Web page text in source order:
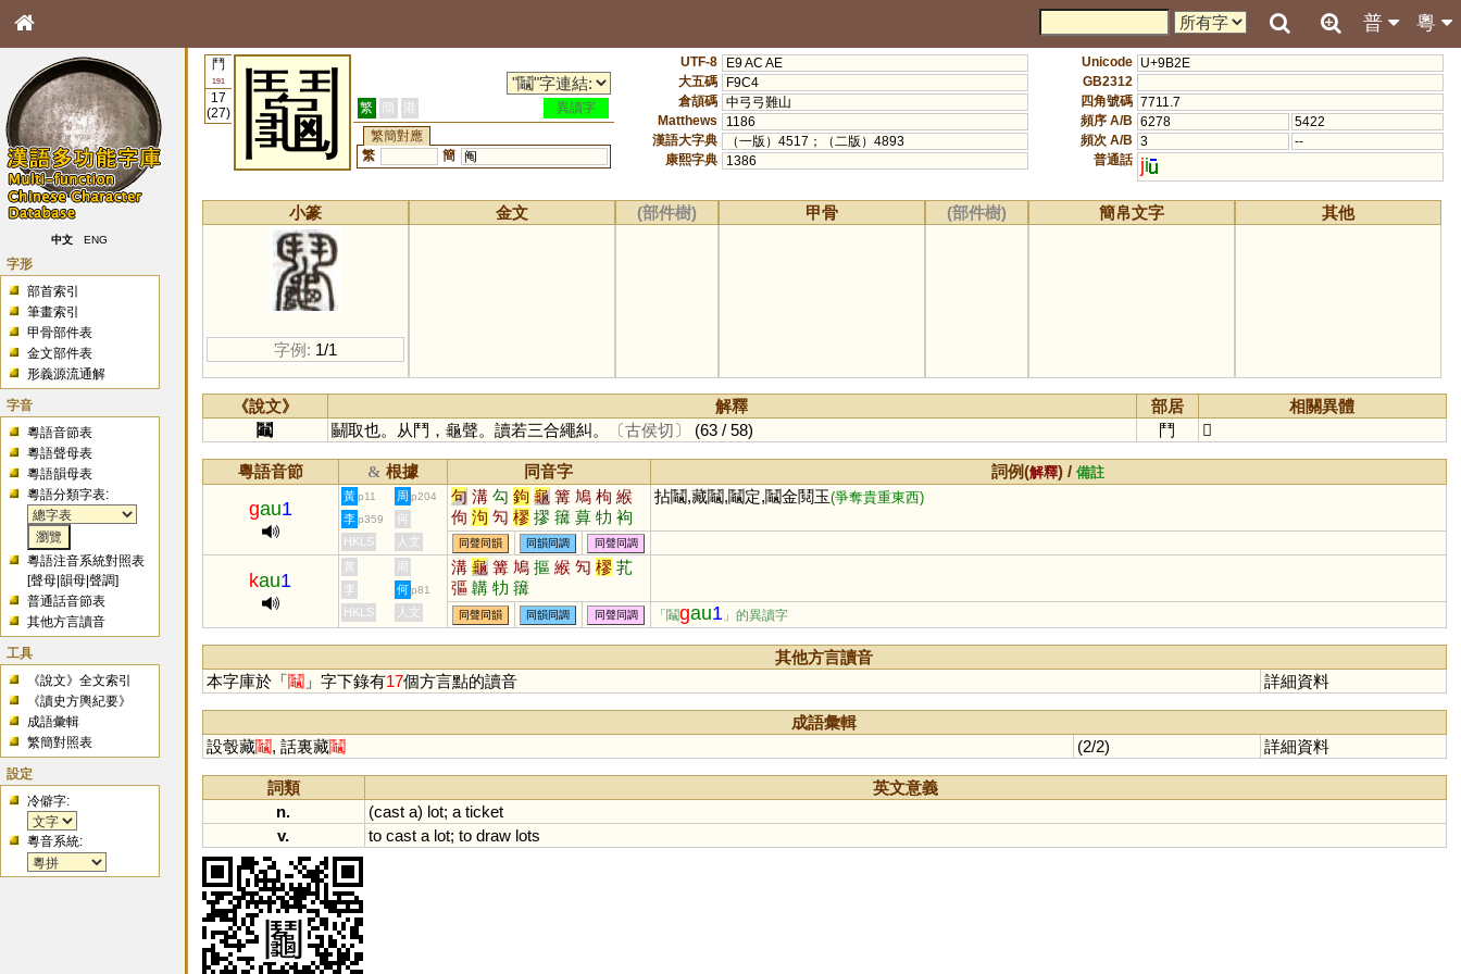
粵
普
中文 ENG
字形
部首索引
筆畫索引
甲骨部件表
金文部件表
形義源流通解
字音
粵語音節表
粵語聲母表
粵語韻母表
粵語分類字表:
粵語注音系統對照表
[聲母 |韻母 |聲調]
普通話音節表
其他方言讀音
工具
《說文》全文索引
《讀史方輿紀要》
成語彙輯
繁簡對照表
設定
冷僻字:
粵音系統:
鬥
191
17
(27)
鬮 繁 簡 港
異讀字
繁簡對應
繁
簡 阄
UTF-8
E9 AC AE
大五碼
F9C4
倉頡碼 中弓弓難山
Matthews
1186
漢語大字典
（一版）4517；（二版）4893
康熙字典
1386
Unicode U+9B2E
GB2312
四角號碼 7711.7
頻序 A/B 6278
5422
頻次 A/B 3
--
普通話 ji
小篆
字例: 1/1
金文 (部件樹) 甲骨 (部件樹) 簡帛文字 其他
《說文》 解釋 部居
相關異體
鬮
鬭取也。从鬥，龜聲。讀若三合繩糾。 〔古侯切〕 (63 / 58) 鬥 𨷺
粵語音節 & 根據 同音字 詞例(解釋) /備註
gau1
黃 p11 周 p204 句 溝 勾 鉤 龜 篝 鳩 枸 緱
佝 泃 勼 樛 摎 簼 萛 牞 袧
韝 朻
拈鬮,藏鬮,鬮定,鬮金鬩玉(爭奪貴重東西)
李 p359
何
HKLS
人文 同聲同韻 同韻同調 同聲同調
kau1
黃 周 溝 龜 篝 鳩 摳 緱 勼 樛 芤
彄 韝 牞 簼
李 何 p81
HKLS 人文 同聲同韻 同韻同調 同聲同調 「鬮gau1 」的異讀字
其他方言讀音
本字庫於「鬮 」字下錄有17個方言點的讀音 詳細資料
成語彙輯
設彀藏鬮, 話裏藏鬮 (2/2) 詳細資料
詞類
英文意義
n.
(cast a) lot; a ticket
v.
to cast a lot; to draw lots